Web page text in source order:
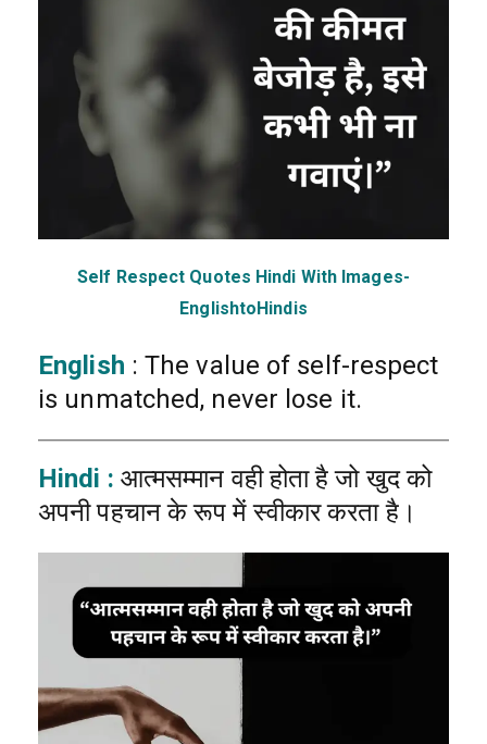
Self Respect Quotes Hindi With Images-
EnglishtoHindis
English : The value of self-respect
is unmatched, never lose it.
Hindi : आत्मसम्मान वही होता है जो खुद को
अपनी पहचान के रूप में स्वीकार करता है।